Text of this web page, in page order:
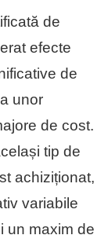
de
efecte
de
unor
de cost.
tip de
achiziționat,
variabile
un maxim de